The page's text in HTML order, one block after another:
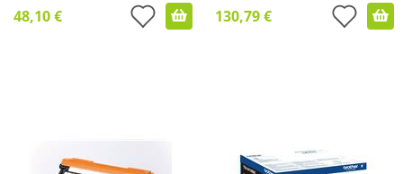
48,10 € 130,79 €